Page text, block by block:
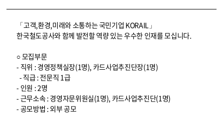
코레일소개_경영공시_채용공고 상세보기 – 내용, 파일, 담당자 연락처로 구성
「고객,환경,미래와 소통하는 국민기업 KORAIL」
한국철도공사와 함께 발전할 역량 있는 우수한 인재를 모십니다.
○ 모집부문
- 직위 : 경영정책실장(1명), 카드사업추진단장(1명)
- 직급 : 전문직 1급
- 인원 : 2명
- 근무소속 : 경영자문위원실(1명), 카드사업추진단(1명)
- 공모방법 : 외부 공모